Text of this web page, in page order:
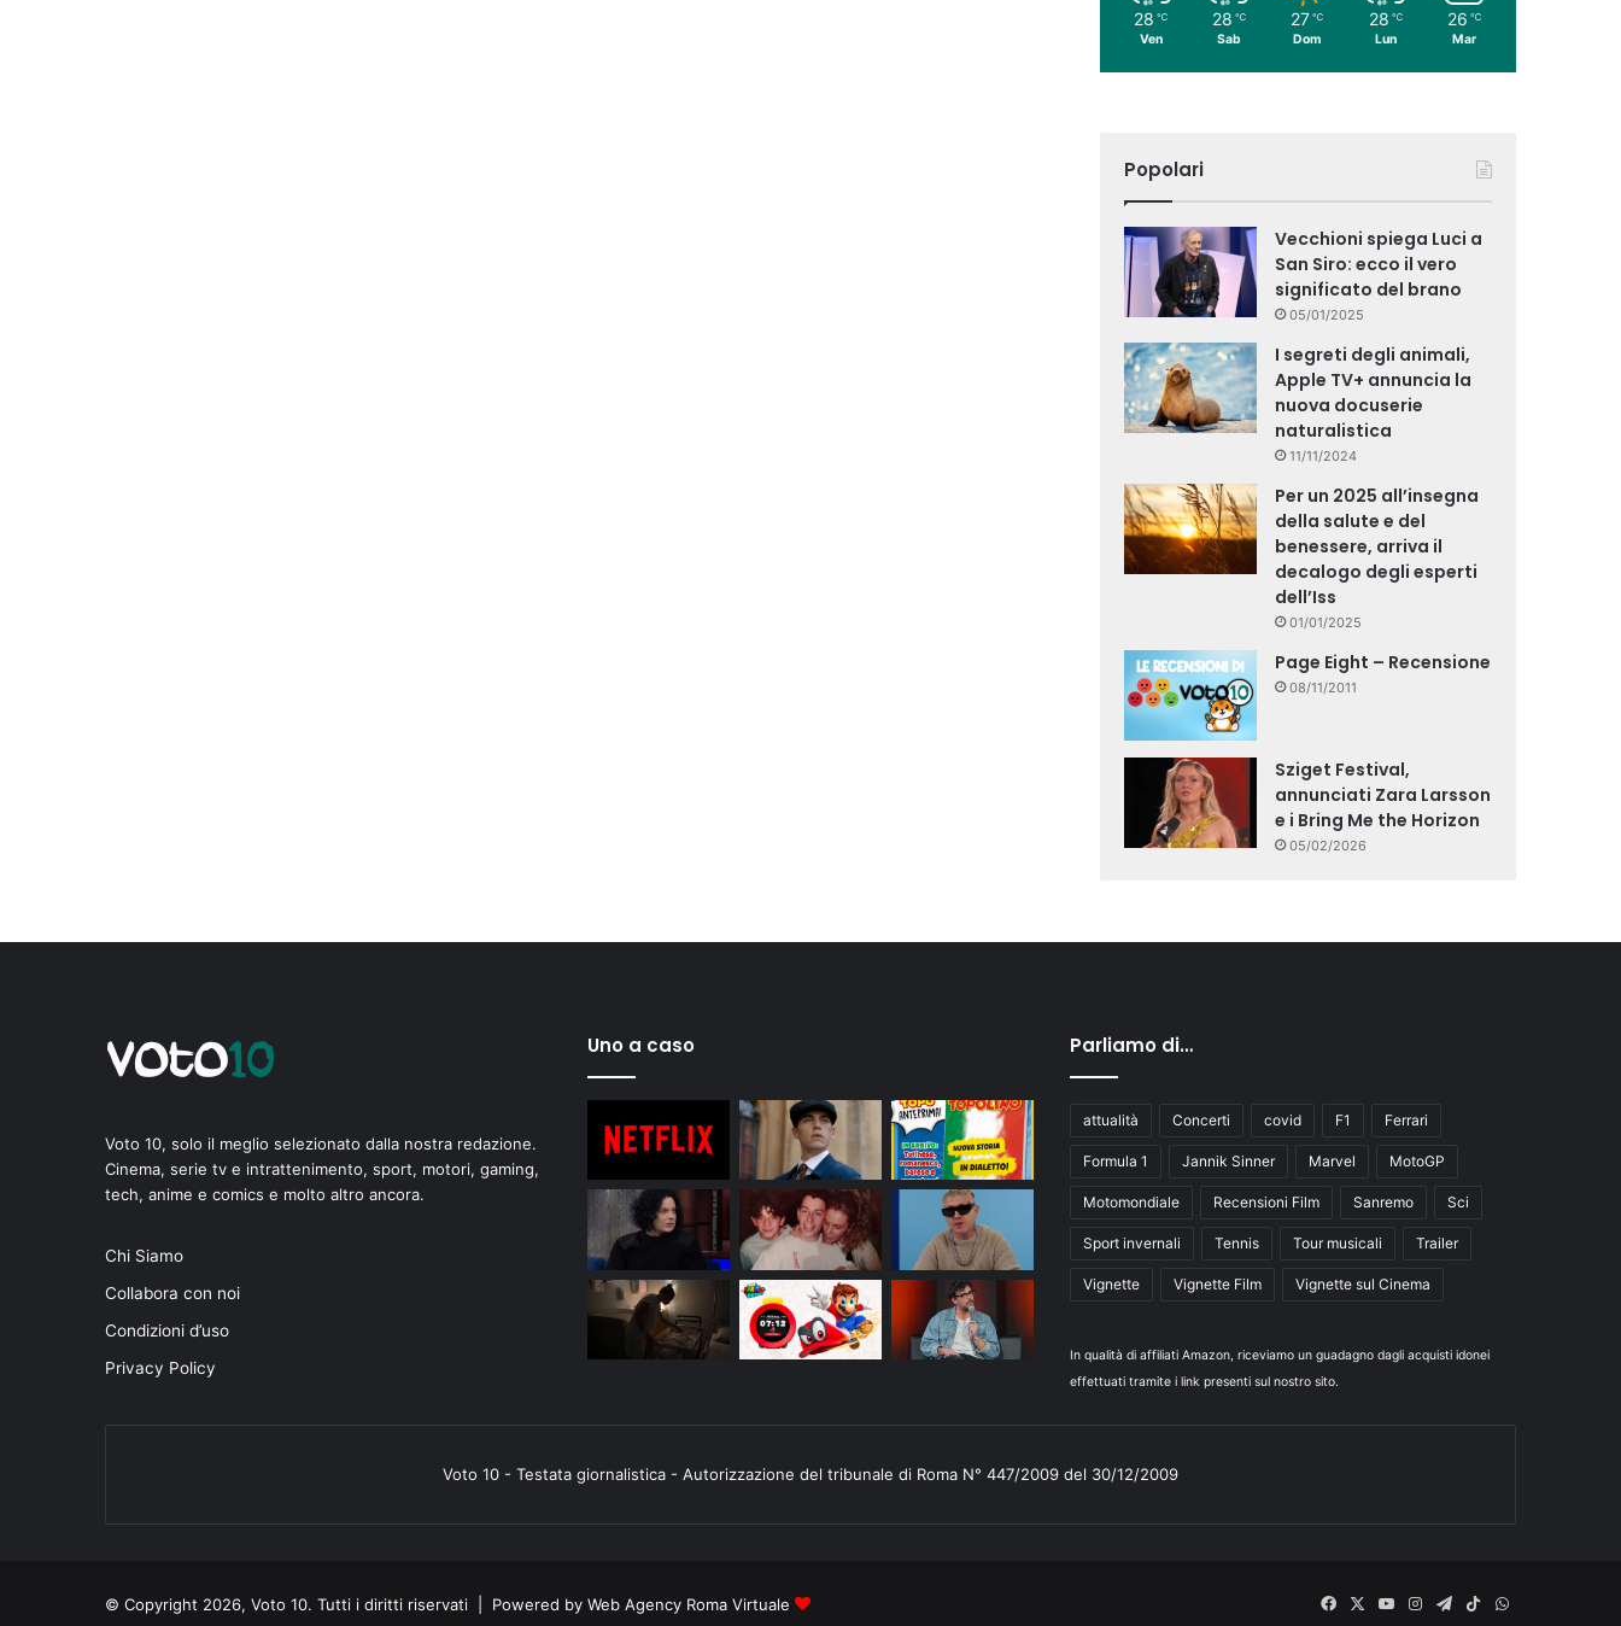
28 ℃
Ven
28 ℃
Sab
27 ℃
Dom
28 ℃
Lun
26 ℃
Mar
Popolari
Vecchioni spiega Luci a
San Siro: ecco il vero
significato del brano
05/01/2025
I segreti degli animali,
Apple TV+ annuncia la
nuova docuserie
naturalistica
11/11/2024
Per un 2025 all’insegna
della salute e del
benessere, arriva il
decalogo degli esperti
dell’Iss
01/01/2025
Page Eight – Recensione
08/11/2011
Sziget Festival,
annunciati Zara Larsson
e i Bring Me the Horizon
05/02/2026
Voto 10, solo il meglio selezionato dalla nostra redazione.
Cinema, serie tv e intrattenimento, sport, motori, gaming,
tech, anime e comics e molto altro ancora.
Chi Siamo
Collabora con noi
Condizioni d’uso
Privacy Policy
Uno a caso Parliamo di…
attualità Concerti covid F1 Ferrari
Formula 1 Jannik Sinner Marvel MotoGP
Motomondiale Recensioni Film Sanremo Sci
Sport invernali Tennis Tour musicali Trailer
Vignette Vignette Film Vignette sul Cinema
In qualità di affiliati Amazon, riceviamo un guadagno dagli acquisti idonei
effettuati tramite i link presenti sul nostro sito.
Voto 10 - Testata giornalistica - Autorizzazione del tribunale di Roma N° 447/2009 del 30/12/2009
© Copyright 2026, Voto 10. Tutti i diritti riservati | Powered by Web Agency Roma Virtuale Facebook
X
YouInstagram
Telegram
TikTokWhatsApp